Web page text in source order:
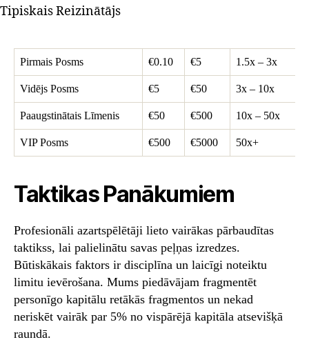
Tipiskais Reizinātājs
Pirmais Posms €0.10 €5 1.5x – 3x
Vidējs Posms €5 €50 3x – 10x
Paaugstinātais Līmenis €50 €500 10x – 50x
VIP Posms €500 €5000 50x+
Taktikas Panākumiem
Profesionāli azartspēlētāji lieto vairākas pārbaudītas
taktikss, lai palielinātu savas peļņas izredzes.
Būtiskākais faktors ir disciplīna un laicīgi noteiktu
limitu ievērošana. Mums piedāvājam fragmentēt
personīgo kapitālu retākās fragmentos un nekad
neriskēt vairāk par 5% no vispārējā kapitāla atsevišķā
raundā.